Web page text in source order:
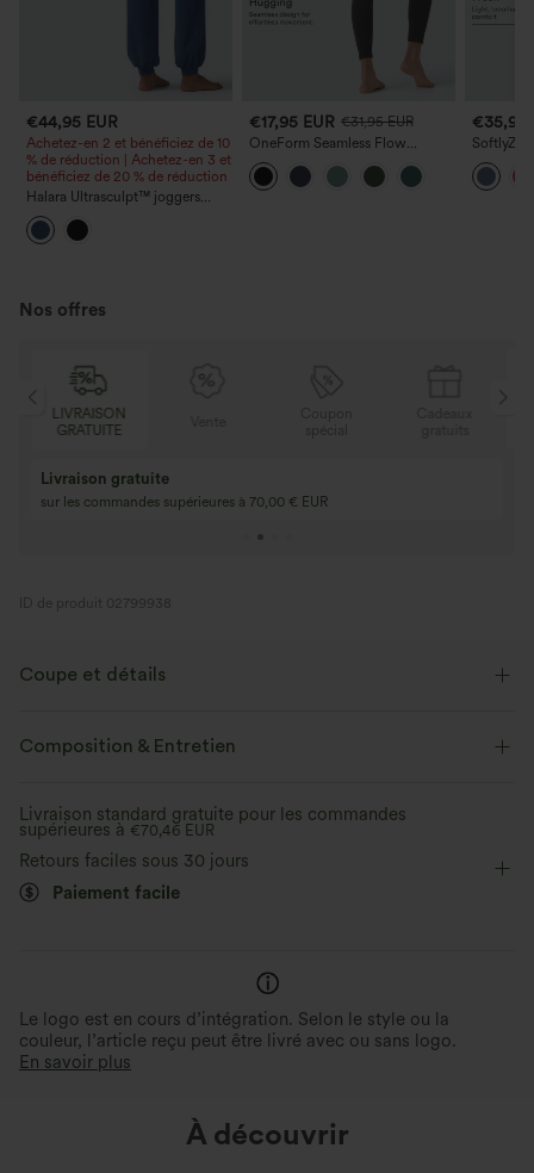
€44,95 EUR
Achetez-en 2 et bénéficiez de 10
% de réduction | Achetez-en 3 et
bénéficiez de 20 % de réduction
Halara Ultrasculpt™ joggers
ballon de danse taille haute à
effet ventre plat avec poches
€17,95 EUR €31,95 EUR
OneForm Seamless Flow
legging de yoga taille haute,
gainant pour le ventre et effet
rehausseur de fesses
€35,95
taille
poches,
Nos offres
Vente
3 achetés, 1 offert
Achetez 4 pour 3, achetez 8 pour 6
ID de produit 02799938
Coupe et détails
Cordon de serrage Danse Longueur cheville sans pli
Taille haute Fuselé
Composition & Entretien
Livraison standard gratuite pour les commandes
supérieures à €70,46 EUR
Retours faciles sous 30 jours
Paiement facile
Le logo est en cours d’intégration. Selon le style ou la
couleur, l’article reçu peut être livré avec ou sans logo.
En savoir plus
À découvrir